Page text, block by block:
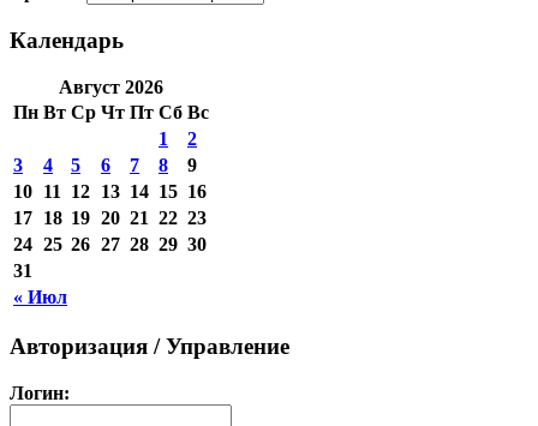
Календарь
Август 2026
Пн Вт Ср Чт Пт Сб Вс
« Июл
1
2
3
4 5 6 7 8
9
10 11 12 13 14 15 16
17 18 19 20 21 22 23
24 25 26 27 28 29 30
31
Авторизация / Управление
Логин: